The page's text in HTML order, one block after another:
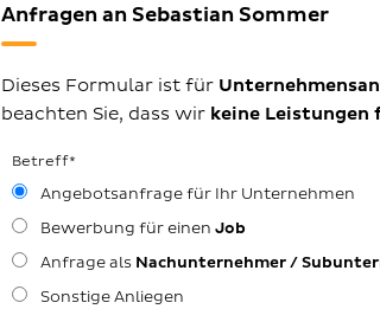
Anfragen an Sebastian Sommer
Dieses Formular ist für
beachten Sie, dass wir keine
Betreff*
Angebotsanfrage für Ihr Unternehmen
Bewerbung für einen Job
Anfrage als Nachunternehmer /
Sonstige Anliegen